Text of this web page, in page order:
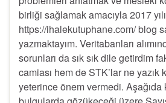
birliği sağlamak amacıyla 2017
https://ihalekutuphane.com/ blog
yazmaktayım. Veritabanları
sorunları da sık sık dile getirdim
camiası hem de STK’lar ne yazık
yeterince önem vermedi.